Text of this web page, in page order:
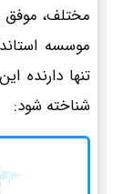
مختلف، موفق
موسسه
تنها دارنده
شناخته شود: